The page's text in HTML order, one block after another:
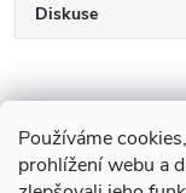
Používáme
prohlížení webu a
Diskuse